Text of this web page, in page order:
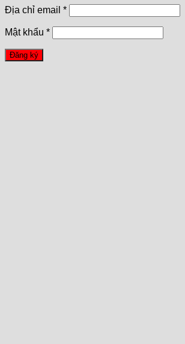
Địa chỉ email *
Mật khẩu *
Đăng ký